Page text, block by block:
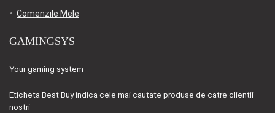
Comenzile Mele
GAMINGSYS
Your gaming system
Eticheta Best Buyindica cele mai cautate produse de catre clientii
nostri